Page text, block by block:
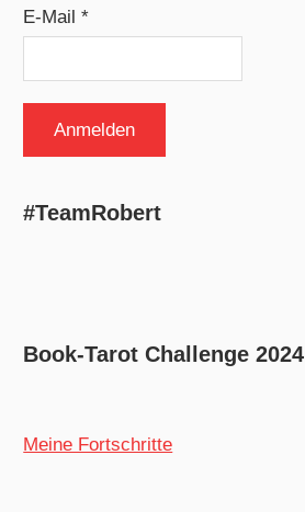
E-Mail *
#TeamRobert
Book-Tarot Challenge 2024
Meine Fortschritte